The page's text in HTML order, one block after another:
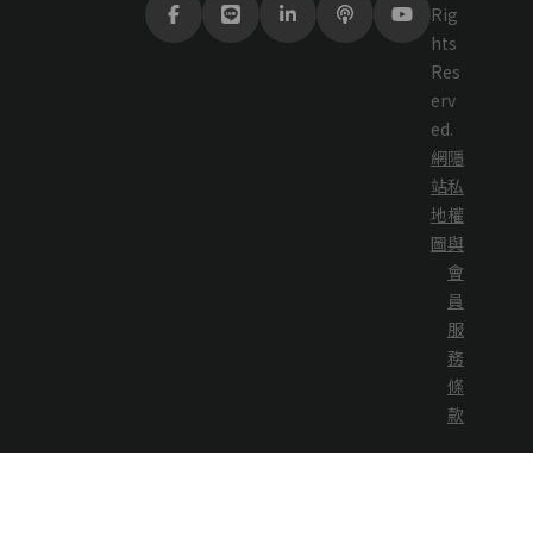
Rig
hts
Res
erv
ed.
網
站
地
圖
隱
私
權
與
會
員
服
務
條
款